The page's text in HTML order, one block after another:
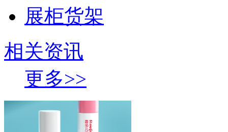
展柜货架
相关资讯
更多>>